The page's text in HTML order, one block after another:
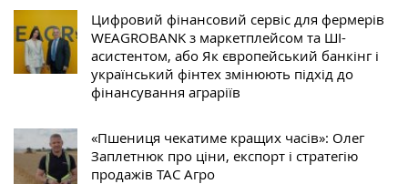
Цифровий фінансовий сервіс для фермерів
WEAGROBANK з маркетплейсом та ШІ-
асистентом, або Як європейський банкінг і
український фінтех змінюють підхід до
фінансування аграріїв
«Пшениця чекатиме кращих часів»: Олег
Заплетнюк про ціни, експорт і стратегію
продажів ТАС Агро